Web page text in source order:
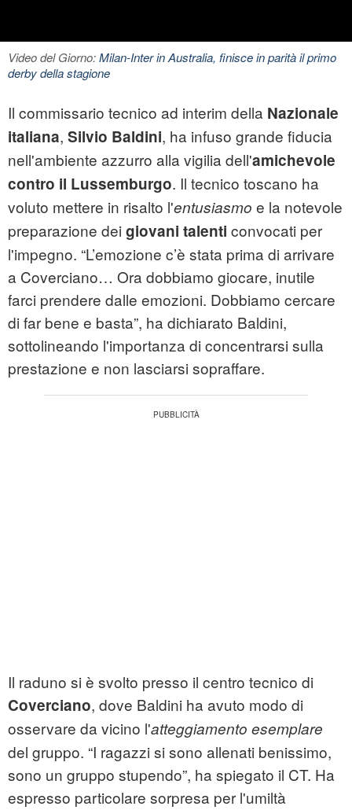
Video del Giorno:Milan-Inter in Australia, finisce in parità il primo
derby della stagione
Il commissario tecnico ad interim della Nazionale
italiana, Silvio Baldini, ha infuso grande fiducia
nell'ambiente azzurro alla vigilia dell'amichevole
contro il Lussemburgo. Il tecnico toscano ha
voluto mettere in risalto l'entusiasmo e la notevole
preparazione dei giovani talenti convocati per
l'impegno. “L’emozione c’è stata prima di arrivare
a Coverciano… Ora dobbiamo giocare, inutile
farci prendere dalle emozioni. Dobbiamo cercare
di far bene e basta”, ha dichiarato Baldini,
sottolineando l'importanza di concentrarsi sulla
prestazione e non lasciarsi sopraffare.
Il raduno si è svolto presso il centro tecnico di
Coverciano, dove Baldini ha avuto modo di
osservare da vicino l'atteggiamento esemplare
del gruppo. “I ragazzi si sono allenati benissimo,
sono un gruppo stupendo”, ha spiegato il CT. Ha
espresso particolare sorpresa per l'umiltà